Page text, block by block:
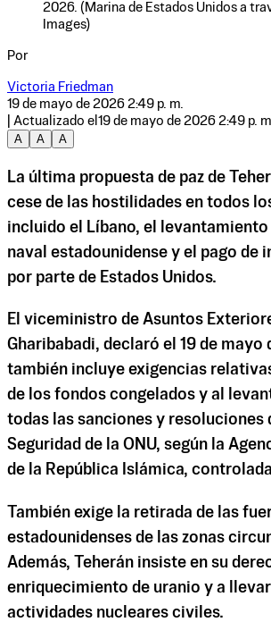
2026. (Marina de Estados Unidos a
Images)
Por
Victoria Friedman
19 de mayo de 2026 2:49 p. m.
| Actualizado el 19 de mayo de 2026 2:49 p.
A
A A
La última propuesta de paz de
cese de las hostilidades en todos
incluido el Líbano, el levantamiento
naval estadounidense y el pago de
por parte de Estados Unidos.
El viceministro de Asuntos
Gharibabadi, declaró el 19 de mayo
también incluye exigencias
de los fondos congelados y al
todas las sanciones y resoluciones
Seguridad de la ONU, según la
de la República Islámica,
También exige la retirada de las
estadounidenses de las zonas
Además, Teherán insiste en su
enriquecimiento de uranio y a
actividades nucleares civiles.